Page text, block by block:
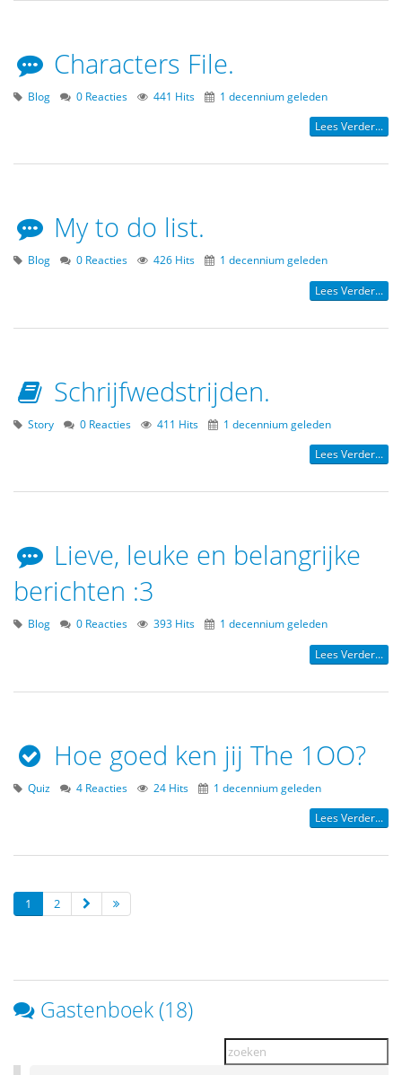
Characters File.
Blog 0 Reacties 441 Hits 1 decennium geleden
Lees Verder...
My to do list.
Blog 0 Reacties 426 Hits 1 decennium geleden
Lees Verder...
Schrijfwedstrijden.
Story 0 Reacties 411 Hits 1 decennium geleden
Lees Verder...
Lieve, leuke en belangrijke
berichten :3
Blog 0 Reacties 393 Hits 1 decennium geleden
Lees Verder...
Hoe goed ken jij The 1OO?
Quiz 4 Reacties 24 Hits 1 decennium geleden
Lees Verder...
1 2
Gastenboek (18)